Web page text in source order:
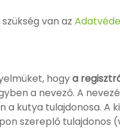
Design
van az
hogya
a nevező. A
a kutya tulajdonosa. A
szereplő tulajdonos